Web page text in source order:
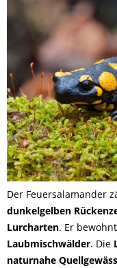
Der Feuersalamander
dunkelgelben
Lurcharten. Er
Laubmischwälder. Die
naturnahe